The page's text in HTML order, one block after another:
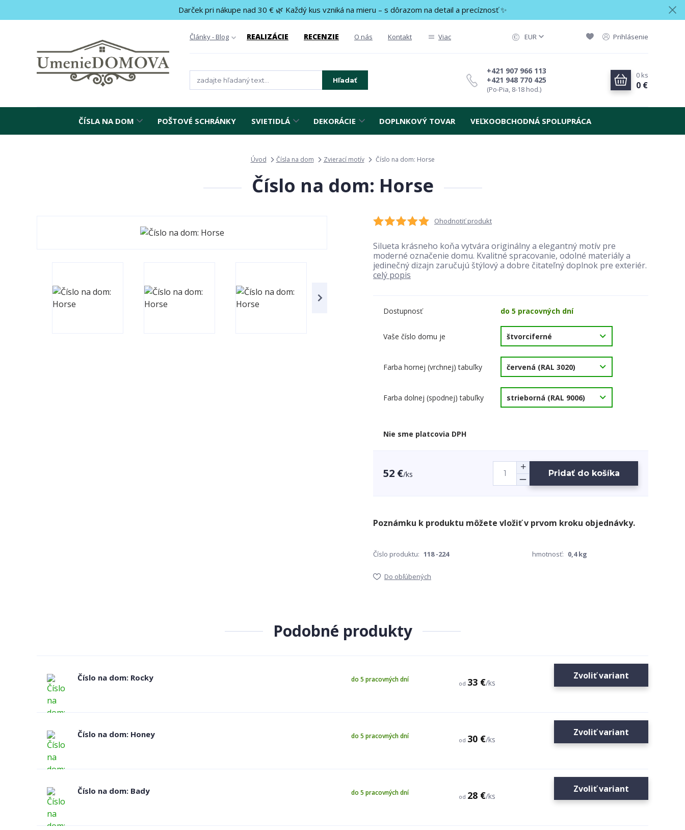
Darček pri nákupe nad 30 € 🌿 Každý kus vzniká na mieru – s dôrazom na detail a precíznosť ✨
Články - Blog REALIZÁCIE RECENZIE O nás Kontakt Viac EUR Prihlásenie
Hľadať +421 948 770 425
+421 907 966 113
(Po-Pia, 8-18 hod.)
0 ks
0 €
ČÍSLA NA DOM POŠTOVÉ SCHRÁNKY SVIETIDLÁ DEKORÁCIE DOPLNKOVÝ TOVAR VEĽKOOBCHODNÁ SPOLUPRÁCA
Úvod Čísla na dom Zvierací motív Číslo na dom: Horse
Číslo na dom: Horse
Ohodnotiť produkt
Silueta krásneho koňa vytvára originálny a elegantný motív pre
moderné označenie domu. Kvalitné spracovanie, odolné materiály a
jedinečný dizajn zaručujú štýlový a dobre čitateľný doplnok pre exteriér.
celý popis
Dostupnosť do 5 pracovných dní
Vaše číslo domu je
Farba hornej (vrchnej) tabuľky
Farba dolnej (spodnej) tabuľky
Nie sme platcovia DPH
52 €/ks Pridať do košíka
Číslo produktu: 118 -224 hmotnosť: 0,4 kg
Do obľúbených
Podobné produkty
Číslo na dom: Rocky
od 33 €/ks
do 5 pracovných dní Zvoliť variant
Číslo na dom: Honey
od 30 €/ks
do 5 pracovných dní Zvoliť variant
Číslo na dom: Bady
od 28 €/ks
do 5 pracovných dní Zvoliť variant